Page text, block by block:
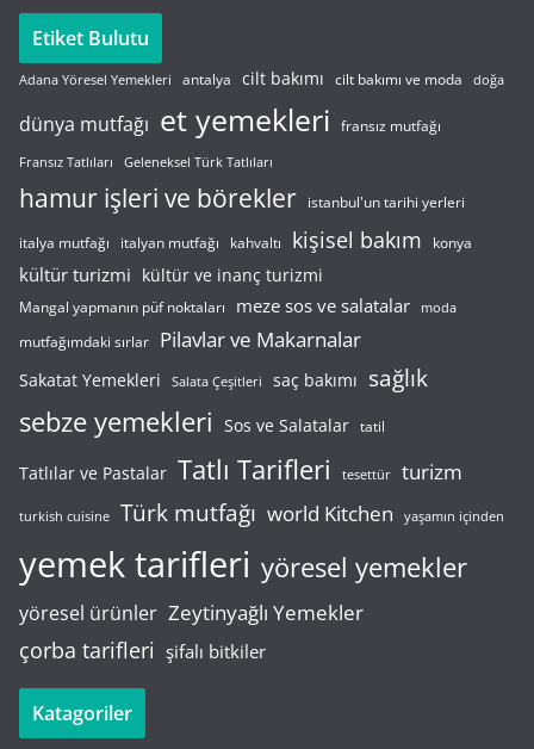
Etiket Bulutu
Adana Yöresel Yemekleri antalya cilt bakımı cilt bakımı ve moda doğa
dünya mutfağı et yemekleri fransız mutfağı
Fransız Tatlıları Geleneksel Türk Tatlıları
hamur işleri ve börekler istanbul'un tarihi yerleri
italya mutfağı italyan mutfağı kahvaltı kişisel bakım konya
kültür turizmi kültür ve inanç turizmi
Mangal yapmanın püf noktaları meze sos ve salatalar moda
mutfağımdaki sırlar Pilavlar ve Makarnalar
Sakatat Yemekleri Salata Çeşitleri saç bakımı sağlık
sebze yemekleri Sos ve Salatalar tatil
Tatlılar ve Pastalar Tatlı Tarifleri tesettür turizm
turkish cuisine Türk mutfağı world Kitchen yaşamın içinden
yemek tarifleri yöresel yemekler
yöresel ürünler Zeytinyağlı Yemekler
çorba tarifleri şifalı bitkiler
Katagoriler